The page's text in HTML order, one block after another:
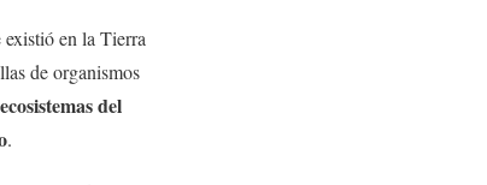
en la Tierra
de organismos
del
.